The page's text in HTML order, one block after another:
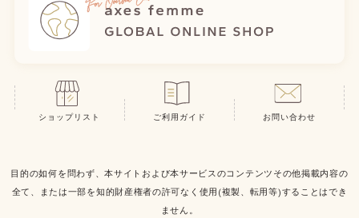
ショップリスト ご利用ガイド お問い合わせ
目的の如何を問わず、本サイトおよび本サービスのコンテンツその他掲載内容の
全て、または一部を知的財産権者の許可なく使用(複製、転用等)することはでき
ません。